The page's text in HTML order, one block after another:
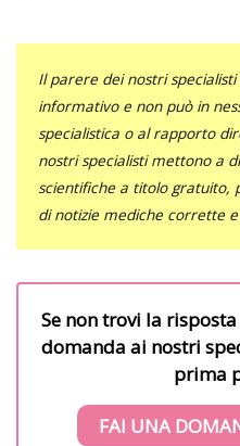
Il parere dei nostri
informativo e non può in
specialistica o al rapporto
nostri specialisti mettono a
scientifiche a titolo gratuito,
di notizie mediche corrette
Se non trovi la
domanda ai nostri
prima
FAI UNA